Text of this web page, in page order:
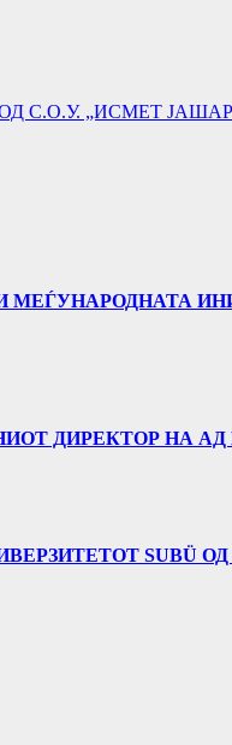
С.О.У. „ИСМЕТ
МЕЃУНАРОДНАТА
ДИРЕКТОР НА
SUBÜ